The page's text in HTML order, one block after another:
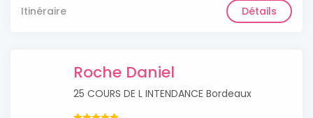
Itinéraire Détails
Roche Daniel
25 COURS DE L INTENDANCE Bordeaux